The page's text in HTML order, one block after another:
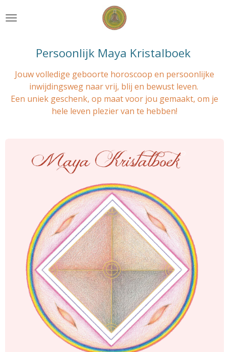
direct
hoofdinhoudPersoonlijk Maya Kristalboek
Jouw volledige geboorte horoscoop en persoonlijke
inwijdingsweg naar vrij, blij en bewust leven.
Een uniek geschenk, op maat voor jou gemaakt, om je
hele leven plezier van te hebben!